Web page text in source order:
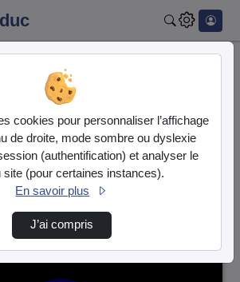
trouvées
cookies pour personnaliser l’affichage
de droite, mode sombre ou dyslexie
(authentification) et analyser le
site (pour certaines instances).
En savoir plus
J’ai compris